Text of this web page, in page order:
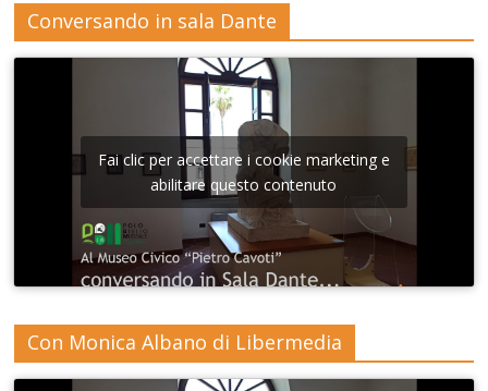
Conversando in sala Dante
Fai clic per accettare i cookie marketing e
abilitare questo contenuto
Con Monica Albano di Libermedia